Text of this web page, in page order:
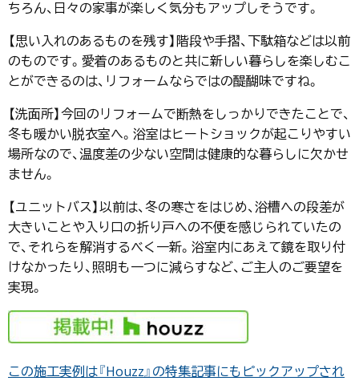
ちろん、日々の家事が楽しく気分もアップしそうです。
【思い入れのあるものを残す】階段や手摺、下駄箱などは以前
のものです。愛着のあるものと共に新しい暮らしを楽しむこ
とができるのは、リフォームならではの醍醐味ですね。
【洗面所】今回のリフォームで断熱をしっかりできたことで、
冬も暖かい脱衣室へ。浴室はヒートショックが起こりやすい
場所なので、温度差の少ない空間は健康的な暮らしに欠かせ
ません。
【ユニットバス】以前は、冬の寒さをはじめ、浴槽への段差が
大きいことや入り口の折り戸への不便を感じられていたの
で、それらを解消するべく一新。浴室内にあえて鏡を取り付
けなかったり、照明も一つに減らすなど、ご主人のご要望を
実現。
この施工実例は『Houzz』の特集記事にもピックアップされ